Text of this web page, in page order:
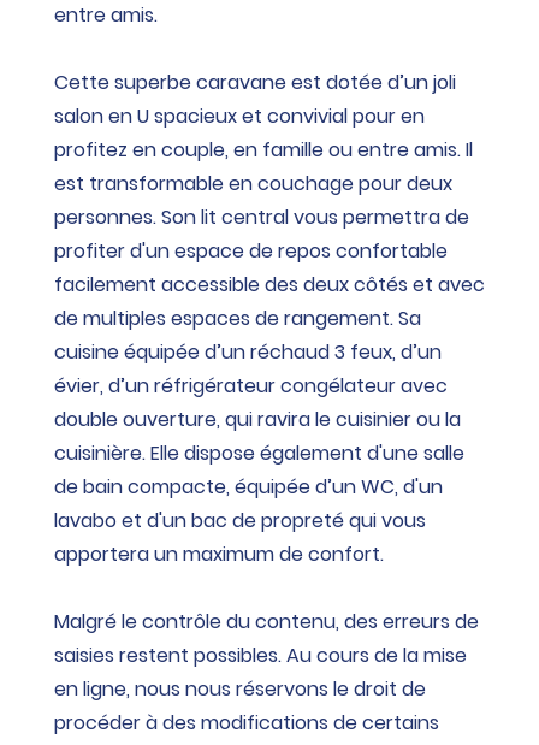
entre amis.
Cette superbe caravane est dotée d’un joli
salon en U spacieux et convivial pour en
profitez en couple, en famille ou entre amis. Il
est transformable en couchage pour deux
personnes. Son lit central vous permettra de
profiter d'un espace de repos confortable
facilement accessible des deux côtés et avec
de multiples espaces de rangement. Sa
cuisine équipée d’un réchaud 3 feux, d’un
évier, d’un réfrigérateur congélateur avec
double ouverture, qui ravira le cuisinier ou la
cuisinière. Elle dispose également d'une salle
de bain compacte, équipée d’un WC, d'un
lavabo et d'un bac de propreté qui vous
apportera un maximum de confort.
Malgré le contrôle du contenu, des erreurs de
saisies restent possibles. Au cours de la mise
en ligne, nous nous réservons le droit de
procéder à des modifications de certains